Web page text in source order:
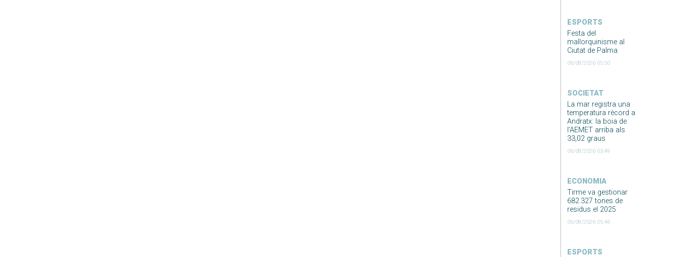
ESPORTS
Festa del
mallorquinisme al
Ciutat de Palma
06/08/2026 05:50
SOCIETAT
La mar registra una
temperatura rècord a
Andratx: la boia de
l’AEMET arriba als
33,02 graus
06/08/2026 03:49
ECONOMIA
Tirme va gestionar
682.327 tones de
residus el 2025
06/08/2026 05:46
ESPORTS